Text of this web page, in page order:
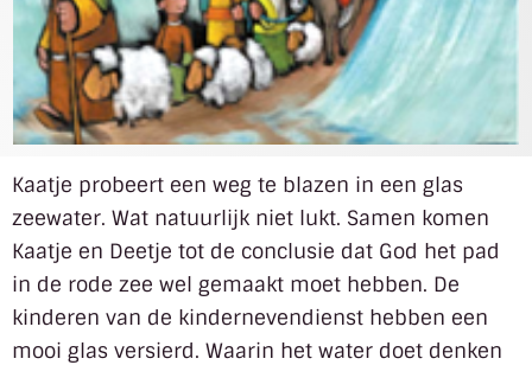
Kaatje probeert een weg te blazen in een glas
zeewater. Wat natuurlijk niet lukt. Samen komen
Kaatje en Deetje tot de conclusie dat God het pad
in de rode zee wel gemaakt moet hebben. De
kinderen van de kindernevendienst hebben een
mooi glas versierd. Waarin het water doet denken